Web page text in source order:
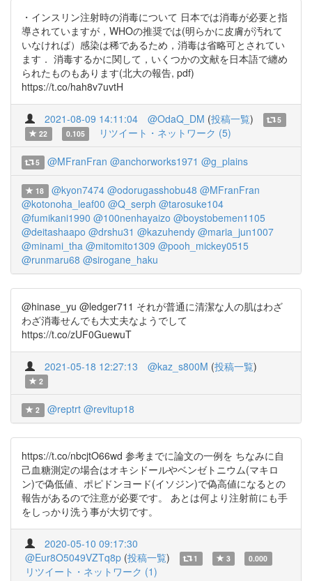
・インスリン注射時の消毒について 日本では消毒が必要と指
導されていますが，WHOの推奨では(明らかに皮膚が汚れて
いなければ）感染は稀であるため，消毒は省略可とされてい
ます． 消毒するかに関して，いくつかの文献を日本語で纏め
られたものもあります(北大の報告, pdf)
https://t.co/hah8v7uvtH
2021-08-09 14:11:04 @OdaQ_DM (投稿一覧)
5
22
0.105 リツイート・ネットワーク (5)
5 @MFranFran @anchorworks1971 @g_plains
18 @kyon7474 @odorugasshobu48 @MFranFran
@kotonoha_leaf00 @Q_serph @tarosuke104
@fumikani1990 @100nenhayaizo @boystobemen1105
@deitashaapo @drshu31 @kazuhendy @maria_jun1007
@minami_tha @mitomito1309 @pooh_mickey0515
@runmaru68 @sirogane_haku
@hinase_yu @ledger711 それが普通に清潔な人の肌はわざ
わざ消毒せんでも大丈夫なようでして
https://t.co/zUF0GuewuT
2021-05-18 12:27:13 @kaz_s800M (投稿一覧)
2
2 @reptrt @revitup18
https://t.co/nbcjtO66wd 参考までに論文の一例を ちなみに自
己血糖測定の場合はオキシドールやベンゼトニウム(マキロ
ン)で偽低値、ポピドンヨード(イソジン)で偽高値になるとの
報告があるので注意が必要です。 あとは何より注射前にも手
をしっかり洗う事が大切です。
2020-05-10 09:17:30
@Eur8O5049VZTq8p (投稿一覧) 1 3 0.000
リツイート・ネットワーク (1)